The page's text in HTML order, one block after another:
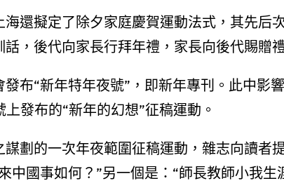
還擬定了除夕家庭慶賀運動法式，其先后
，後代向家長行拜年禮，家長向後代賜贈
布“新年特年夜號”，即新年專刊。此中影
上發布的“新年的幻想”征稿運動。
劃的一次年夜範圍征稿運動，雜志向讀者
中國事如何？”另一個是：“師長教師小我生